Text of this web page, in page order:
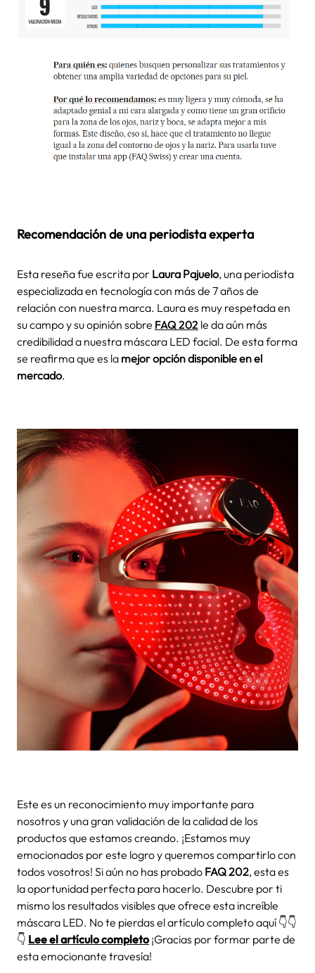
Recomendación de una periodista experta
Esta reseña fue escrita por Laura Pajuelo, una periodista
especializada en tecnología con más de 7 años de
relación con nuestra marca. Laura es muy respetada en
su campo y su opinión sobre FAQ 202 le da aún más
credibilidad a nuestra máscara LED facial. De esta forma
se reafirma que es la mejor opción disponible en el
mercado.
Este es un reconocimiento muy importante para
nosotros y una gran validación de la calidad de los
productos que estamos creando. ¡Estamos muy
emocionados por este logro y queremos compartirlo con
todos vosotros! Si aún no has probado FAQ 202, esta es
la oportunidad perfecta para hacerlo. Descubre por ti
mismo los resultados visibles que ofrece esta increíble
máscara LED. No te pierdas el artículo completo aquí 👇👇
👇 Lee el artículo completo¡Gracias por formar parte de
esta emocionante travesía!